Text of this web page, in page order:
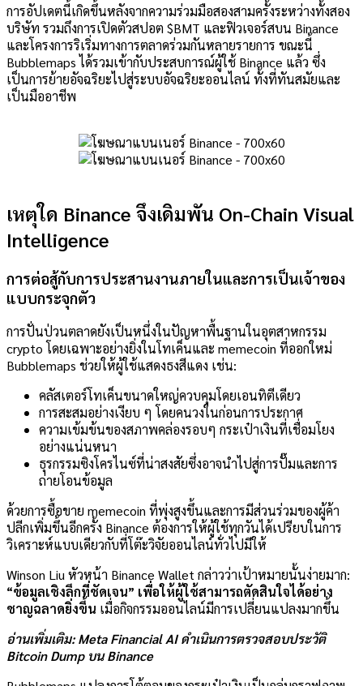
การอัปเดตนี้เกิดขึ้นหลังจากความร่วมมือสองสามครั้งระหว่างทั้งสอง
บริษัท รวมถึงการเปิดตัวสปอต $BMT และฟิวเจอร์สบน Binance
และโครงการริเริ่มทางการตลาดร่วมกันหลายรายการ ขณะนี้
Bubblemaps ได้รวมเข้ากับประสบการณ์ผู้ใช้ Binance แล้ว ซึ่ง
เป็นการย้ายอัจฉริยะไปสู่ระบบอัจฉริยะออนไลน์ ทั้งที่ทันสมัยและ
เป็นมืออาชีพ
เหตุใด Binance จึงเดิมพัน On-Chain Visual
Intelligence
การต่อสู้กับการประสานงานภายในและการเป็นเจ้าของ
แบบกระจุกตัว
การปั่นป่วนตลาดยังเป็นหนึ่งในปัญหาพื้นฐานในอุตสาหกรรม
crypto โดยเฉพาะอย่างยิ่งในโทเค็นและ memecoin ที่ออกใหม่
Bubblemaps ช่วยให้ผู้ใช้แสดงธงสีแดง เช่น:
คลัสเตอร์โทเค็นขนาดใหญ่ควบคุมโดยเอนทิตีเดียว
การสะสมอย่างเงียบ ๆ โดยคนวงในก่อนการประกาศ
ความเข้มข้นของสภาพคล่องรอบๆ กระเป๋าเงินที่เชื่อมโยง
อย่างแน่นหนา
ธุรกรรมซิงโครไนซ์ที่น่าสงสัยซึ่งอาจนำไปสู่การปั๊มและการ
ถ่ายโอนข้อมูล
ด้วยการซื้อขาย memecoin ที่พุ่งสูงขึ้นและการมีส่วนร่วมของผู้ค้า
ปลีกเพิ่มขึ้นอีกครั้ง Binance ต้องการให้ผู้ใช้ทุกวันได้เปรียบในการ
วิเคราะห์แบบเดียวกับที่โต๊ะวิจัยออนไลน์ทั่วไปมีให้
Winson Liu หัวหน้า Binance Wallet กล่าวว่าเป้าหมายนั้นง่ายมาก:
“ข้อมูลเชิงลึกที่ชัดเจน” เพื่อให้ผู้ใช้สามารถตัดสินใจได้อย่าง
ชาญฉลาดยิ่งขึ้น เมื่อกิจกรรมออนไลน์มีการเปลี่ยนแปลงมากขึ้น
อ่านเพิ่มเติม: Meta Financial AI ดำเนินการตรวจสอบประวัติ
Bitcoin Dump บน Binance